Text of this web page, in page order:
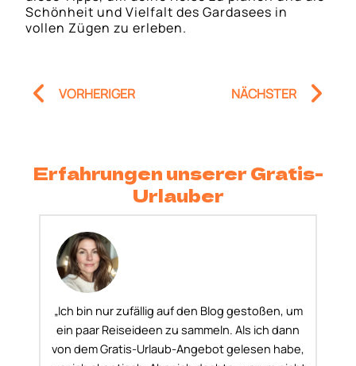
Schönheit und Vielfalt des Gardasees in
vollen Zügen zu erleben.
Prev
VORHERIGER NÄCHSTER
Erfahrungen unserer Gratis-
Urlauber
„Ich bin nur zufällig auf den Blog gestoßen, um
ein paar Reiseideen zu sammeln. Als ich dann
von dem Gratis-Urlaub-Angebot gelesen habe,